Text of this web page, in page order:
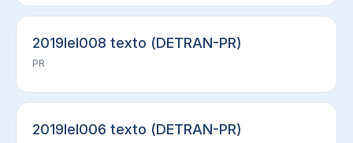
2019lel008 texto (DETRAN-PR)
PR
2019lel006 texto (DETRAN-PR)